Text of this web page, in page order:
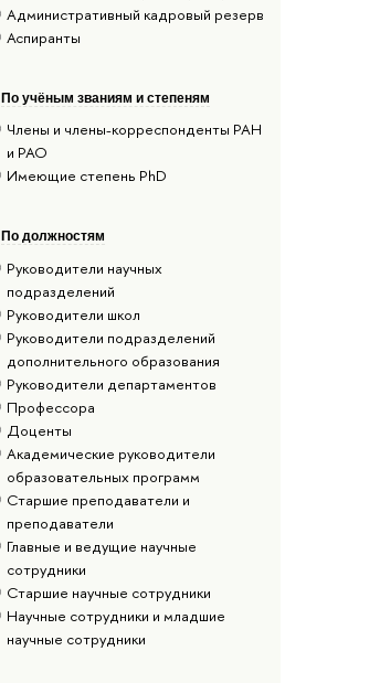
Административный кадровый резерв
Аспиранты
По учёным званиям и степеням
Члены и члены-корреспонденты РАН
и РАО
Имеющие степень PhD
По должностям
Руководители научных
подразделений
Руководители школ
Руководители подразделений
дополнительного образования
Руководители департаментов
Профессора
Доценты
Академические руководители
образовательных программ
Старшие преподаватели и
преподаватели
Главные и ведущие научные
сотрудники
Старшие научные сотрудники
Научные сотрудники и младшие
научные сотрудники